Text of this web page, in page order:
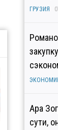
ГРУЗИЯ
Ара
сути,